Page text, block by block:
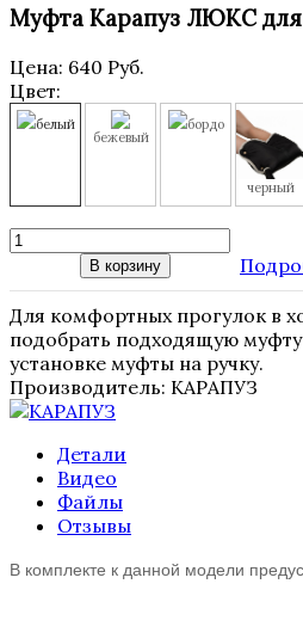
Муфта Карапуз ЛЮКС для
Цена: 640 Руб.
Цвет:
белый
бежевый
бордо
черный
В корзину
Для комфортных прогулок в
подобрать подходящую муфту
установке муфты на ручку.
Производитель: КАРАПУЗ
Детали
Видео
Файлы
Отзывы
В комплекте к данной модели